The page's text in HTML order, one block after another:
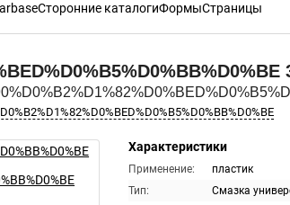
Сторонние каталогиФормыСтраницы
Характеристики
Применение:
пластик
Тип:
Смазка